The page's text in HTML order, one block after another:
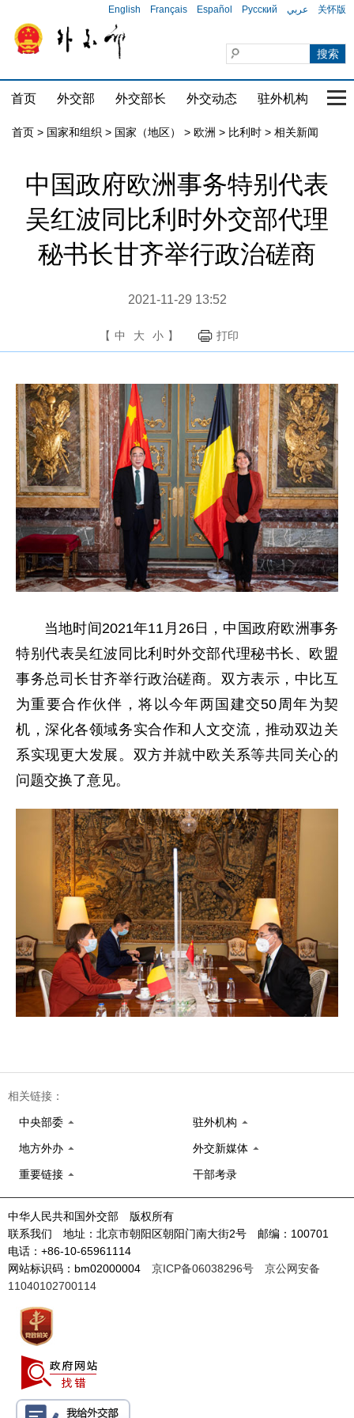
English Français Español Русский عربي 关怀版
首页 外交部 外交部长 外交动态 驻外机构 国
首页 > 国家和组织 > 国家（地区） > 欧洲 > 比利时 > 相关新闻
中国政府欧洲事务特别代表
吴红波同比利时外交部代理
秘书长甘齐举行政治磋商
2021-11-29 13:52
【 中 大 小 】 打印
当地时间2021年11月26日，中国政府欧洲事务
特别代表吴红波同比利时外交部代理秘书长、欧盟
事务总司长甘齐举行政治磋商。双方表示，中比互
为重要合作伙伴，将以今年两国建交50周年为契
机，深化各领域务实合作和人文交流，推动双边关
系实现更大发展。双方并就中欧关系等共同关心的
问题交换了意见。
相关链接：
中央部委 驻外机构
地方外办 外交新媒体
重要链接 干部考录
中华人民共和国外交部 版权所有
联系我们 地址：北京市朝阳区朝阳门南大街2号 邮编：100701
电话：+86-10-65961114
网站标识码：bm02000004 京ICP备06038296号
京公网安备
11040102700114